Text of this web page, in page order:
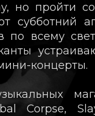
но пройти
субботний
по всему
концерты.
Corpse,